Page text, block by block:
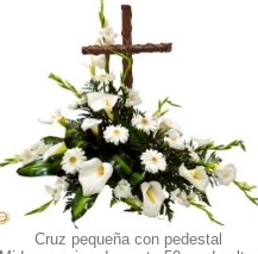
Cruz pequeña con pedestal